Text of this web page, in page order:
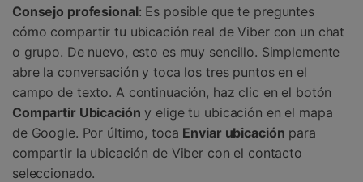
Consejo profesional: Es posible que te preguntes
cómo compartir tu ubicación real de Viber con un chat
o grupo. De nuevo, esto es muy sencillo. Simplemente
abre la conversación y toca los tres puntos en el
campo de texto. A continuación, haz clic en el botón
Compartir Ubicación y elige tu ubicación en el mapa
de Google. Por último, toca Enviar ubicación para
compartir la ubicación de Viber con el contacto
seleccionado.